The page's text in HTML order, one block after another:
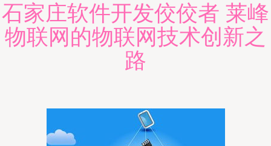
石家庄软件开发佼佼者 莱峰
物联网的物联网技术创新之
路